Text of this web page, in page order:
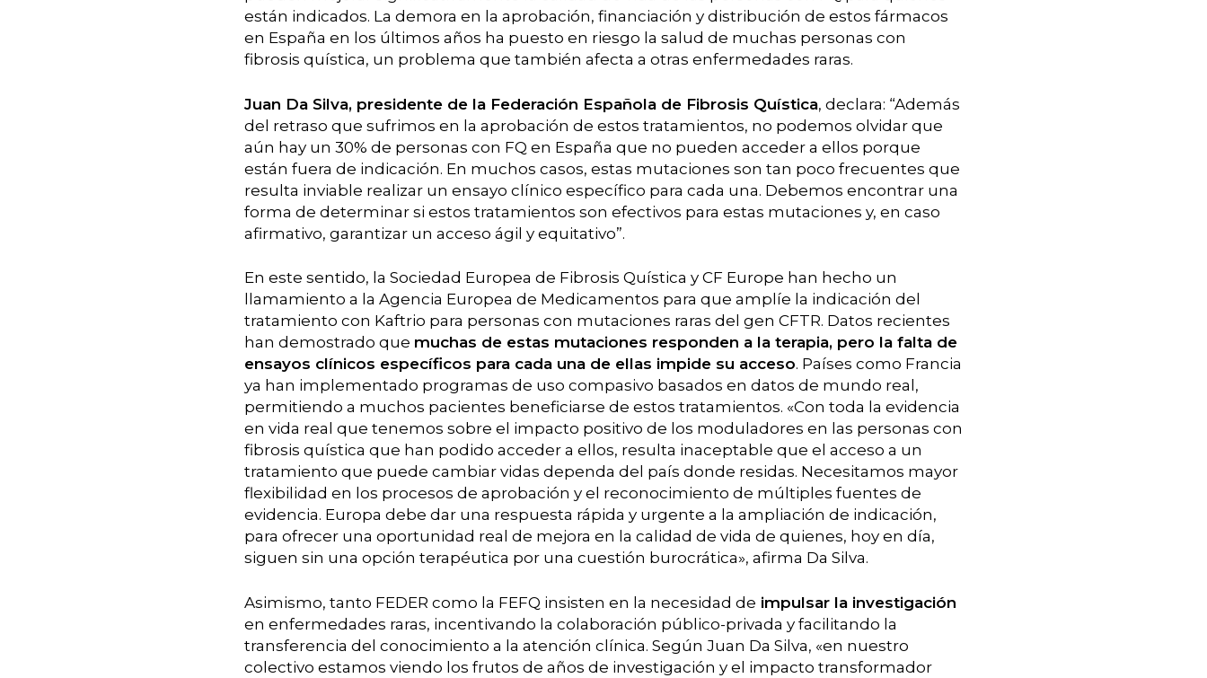
están indicados. La demora en la aprobación, financiación y distribución de estos fármacos
en España en los últimos años ha puesto en riesgo la salud de muchas personas con
fibrosis quística, un problema que también afecta a otras enfermedades raras.
Juan Da Silva, presidente de la Federación Española de Fibrosis Quística, declara: “Además
del retraso que sufrimos en la aprobación de estos tratamientos, no podemos olvidar que
aún hay un 30% de personas con FQ en España que no pueden acceder a ellos porque
están fuera de indicación. En muchos casos, estas mutaciones son tan poco frecuentes que
resulta inviable realizar un ensayo clínico específico para cada una. Debemos encontrar una
forma de determinar si estos tratamientos son efectivos para estas mutaciones y, en caso
afirmativo, garantizar un acceso ágil y equitativo”.
En este sentido, la Sociedad Europea de Fibrosis Quística y CF Europe han hecho un
llamamiento a la Agencia Europea de Medicamentos para que amplíe la indicación del
tratamiento con Kaftrio para personas con mutaciones raras del gen CFTR. Datos recientes
han demostrado que muchas de estas mutaciones responden a la terapia, pero la falta de
ensayos clínicos específicos para cada una de ellas impide su acceso. Países como Francia
ya han implementado programas de uso compasivo basados en datos de mundo real,
permitiendo a muchos pacientes beneficiarse de estos tratamientos. «Con toda la evidencia
en vida real que tenemos sobre el impacto positivo de los moduladores en las personas con
fibrosis quística que han podido acceder a ellos, resulta inaceptable que el acceso a un
tratamiento que puede cambiar vidas dependa del país donde residas. Necesitamos mayor
flexibilidad en los procesos de aprobación y el reconocimiento de múltiples fuentes de
evidencia. Europa debe dar una respuesta rápida y urgente a la ampliación de indicación,
para ofrecer una oportunidad real de mejora en la calidad de vida de quienes, hoy en día,
siguen sin una opción terapéutica por una cuestión burocrática», afirma Da Silva.
Asimismo, tanto FEDER como la FEFQ insisten en la necesidad de impulsar la investigación
en enfermedades raras, incentivando la colaboración público-privada y facilitando la
transferencia del conocimiento a la atención clínica. Según Juan Da Silva, «en nuestro
colectivo estamos viendo los frutos de años de investigación y el impacto transformador